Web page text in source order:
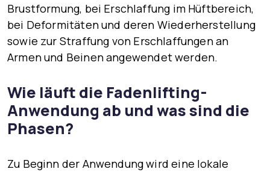
Brustformung, bei Erschlaffung im Hüftbereich,
bei Deformitäten und deren Wiederherstellung
sowie zur Straffung von Erschlaffungen an
Armen und Beinenangewendet werden.
Wie läuft die Fadenlifting-
Anwendung ab und was sind die
Phasen?
Zu Beginn der Anwendung wird eine lokale